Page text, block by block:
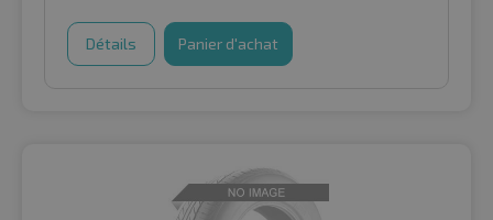
Détails Panier d'achat